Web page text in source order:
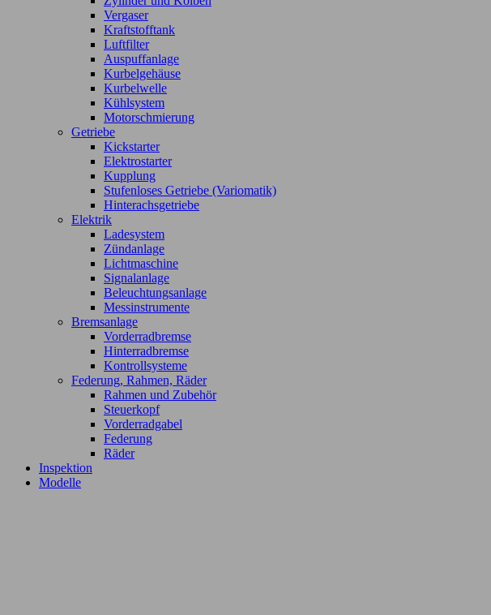
Vergaser
Kraftstofftank
Luftfilter
Auspuffanlage
Kurbelgehäuse
Kurbelwelle
Kühlsystem
Motorschmierung
Getriebe
Kickstarter
Elektrostarter
Kupplung
Stufenloses Getriebe (Variomatik)
Hinterachsgetriebe
Elektrik
Ladesystem
Zündanlage
Lichtmaschine
Signalanlage
Beleuchtungsanlage
Messinstrumente
Bremsanlage
Vorderradbremse
Hinterradbremse
Kontrollsysteme
Federung, Rahmen, Räder
Rahmen und Zubehör
Steuerkopf
Vorderradgabel
Federung
Räder
Inspektion
Modelle